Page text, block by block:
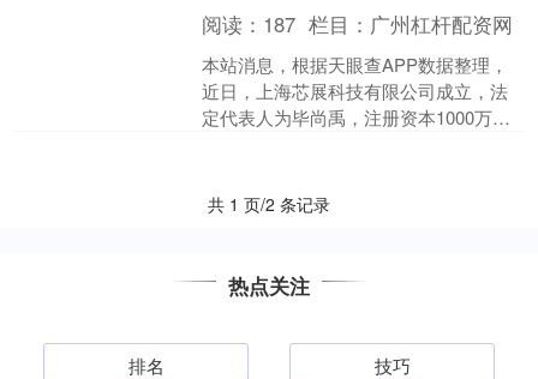
阅读： 187 栏目： 广州杠杆配资网
本站消息，根据天眼查APP数据整理，
近日，上海芯展科技有限公司成立，法
定代表人为毕尚禹，注册资本1000万
共 1 页/2 条记录
热点关注
排名 技巧